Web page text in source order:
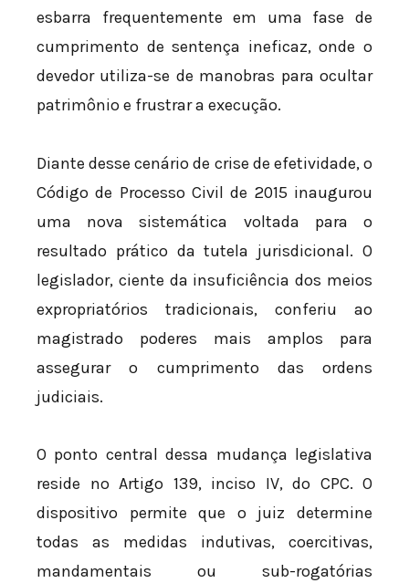
esbarra frequentemente em uma fase de
cumprimento de sentença ineficaz, onde o
devedor utiliza-se de manobras para ocultar
patrimônio e frustrar a execução.
Diante desse cenário de crise de efetividade, o
Código de Processo Civil de 2015 inaugurou
uma nova sistemática voltada para o
resultado prático da tutela jurisdicional. O
legislador, ciente da insuficiência dos meios
expropriatórios tradicionais, conferiu ao
magistrado poderes mais amplos para
assegurar o cumprimento das ordens
judiciais.
O ponto central dessa mudança legislativa
reside no Artigo 139, inciso IV, do CPC. O
dispositivo permite que o juiz determine
todas as medidas indutivas, coercitivas,
mandamentais ou sub-rogatórias